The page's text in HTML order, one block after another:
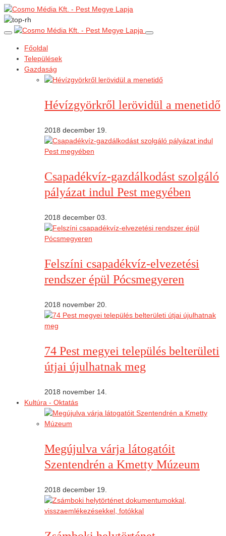
Főoldal
Települések
Gazdaság
Hévízgyörkről lerövidül a menetidő
2018 december 19.
Csapadékvíz-gazdálkodást szolgáló
pályázat indul Pest megyében
2018 december 03.
Felszíni csapadékvíz-elvezetési
rendszer épül Pócsmegyeren
2018 november 20.
74 Pest megyei település belterületi
útjai újulhatnak meg
2018 november 14.
Kultúra - Oktatás
Megújulva várja látogatóit
Szentendrén a Kmetty Múzeum
2018 december 19.